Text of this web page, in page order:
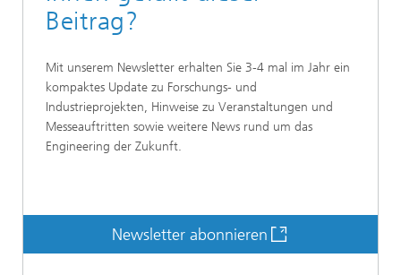
Beitrag?
Mit unserem Newsletter erhalten Sie 3-4 mal im Jahr ein
kompaktes Update zu Forschungs- und
Industrieprojekten, Hinweise zu Veranstaltungen und
Messeauftritten sowie weitere News rund um das
Engineering der Zukunft.
Newsletter abonnieren